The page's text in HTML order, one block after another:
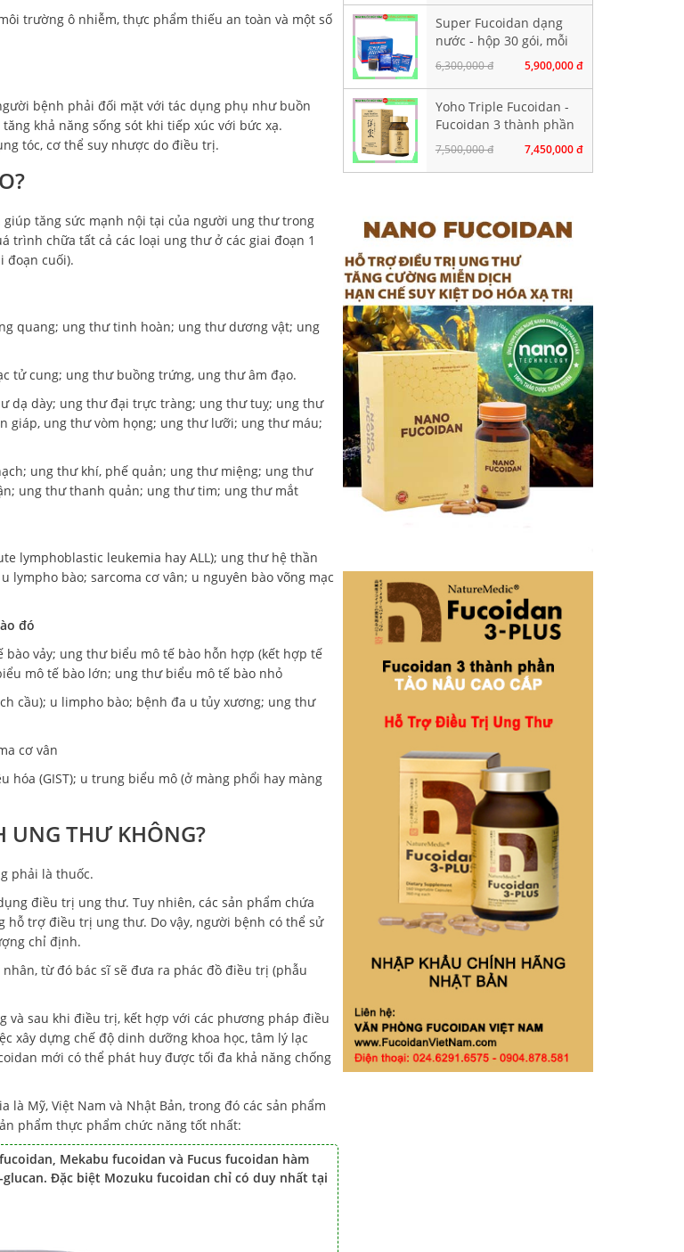
trường ô nhiễm, thực phẩm thiếu an toàn và một số
bệnh phải đối mặt với tác dụng phụ như buồn
khả năng sống sót khi tiếp xúc với bức xạ.
tóc, cơ thể suy nhược do điều trị.
tăng sức mạnh nội tại của người ung thư trong
chữa tất cả các loại ung thư ở các giai đoạn 1
đoạn cuối).
quang; ung thư tinh hoàn; ung thư dương vật; ung
tử cung; ung thư buồng trứng, ung thư âm đạo.
dạ dày; ung thư đại trực tràng; ung thư tuỵ; ung thư
giáp, ung thư vòm họng; ung thư lưỡi; ung thư máu;
ung thư khí, phế quản; ung thư miệng; ung thư
ung thư thanh quản; ung thư tim; ung thư mắt
lymphoblastic leukemia hay ALL); ung thư hệ thần
bào; sarcoma cơ vân; u nguyên bào võng mạc
đó
vảy; ung thư biểu mô tế bào hỗn hợp (kết hợp tế
mô tế bào lớn; ung thư biểu mô tế bào nhỏ
cầu); u limpho bào; bệnh đa u tủy xương; ung thư
cơ vân
(GIST); u trung biểu mô (ở màng phổi hay màng
UNG THƯ KHÔNG?
phải là thuốc.
điều trị ung thư. Tuy nhiên, các sản phẩm chứa
trợ điều trị ung thư. Do vậy, người bệnh có thể sử
chỉ định.
từ đó bác sĩ sẽ đưa ra phác đồ điều trị (phẫu
sau khi điều trị, kết hợp với các phương pháp điều
xây dựng chế độ dinh dưỡng khoa học, tâm lý lạc
mới có thể phát huy được tối đa khả năng chống
Mỹ, Việt Nam và Nhật Bản, trong đó các sản phẩm
phẩm thực phẩm chức năng tốt nhất:
Mekabu fucoidan và Fucus fucoidan hàm
Đặc biệt Mozuku fucoidan chỉ có duy nhất tại
Super Fucoidan dạng
nước - hộp 30 gói, mỗi
gói chứa 100ml
6,300,000 đ 5,900,000 đ
Yoho Triple Fucoidan -
Fucoidan 3 thành phần
tảo nâu. Hộp 120 viên
7,500,000 đ 7,450,000 đ